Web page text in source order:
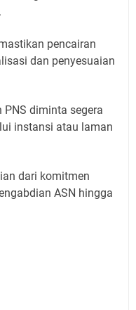
pencairan
dan penyesuaian
PNS diminta segera
instansi atau laman
dari komitmen
ASN hingga